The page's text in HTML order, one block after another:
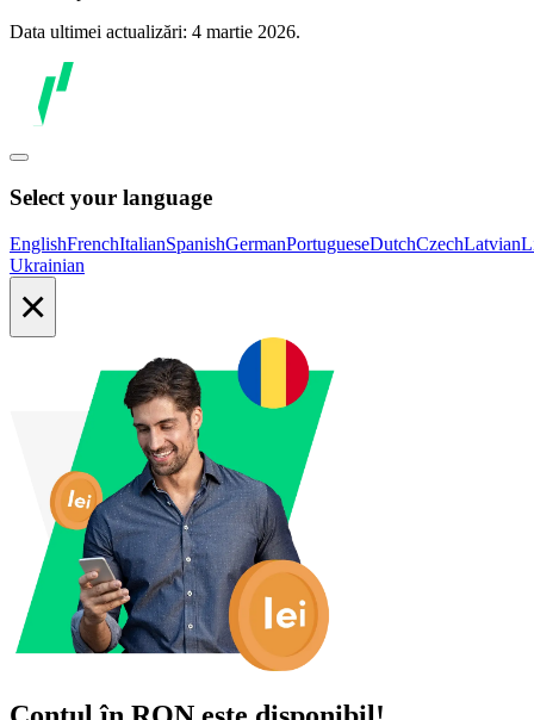
Data ultimei actualizări: 4 martie 2026.
Select your language
EnglishFrenchItalianSpanishGermanPortugueseDutchCzechLatvian
Ukrainian
×